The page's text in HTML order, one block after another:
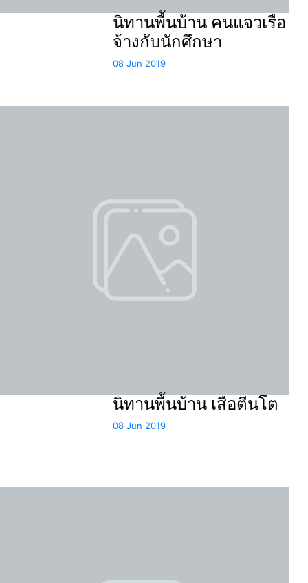
นิทานพื้นบ้าน คนแจวเรือ
จ้างกับนักศึกษา
08 Jun 2019
นิทานพื้นบ้าน เสือตีนโต
08 Jun 2019